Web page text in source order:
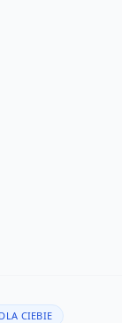
CIEBIE